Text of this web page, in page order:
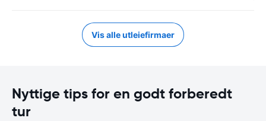
Vis alle utleiefirmaer
Nyttige tips for en godt forberedt
tur